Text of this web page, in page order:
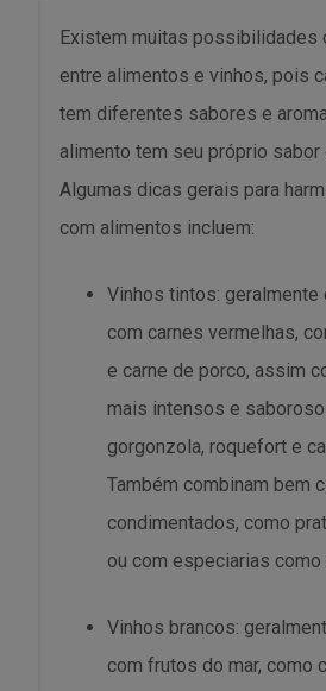
Existem muitas possibilidades
entre alimentos e vinhos, pois
tem diferentes sabores e
alimento tem seu próprio sabor
Algumas dicas gerais para
com alimentos incluem:
Vinhos tintos: geralmente
com carnes vermelhas,
e carne de porco, assim
mais intensos e
gorgonzola, roquefort e
Também combinam bem
condimentados, como
ou com especiarias como
Vinhos brancos:
com frutos do mar, como